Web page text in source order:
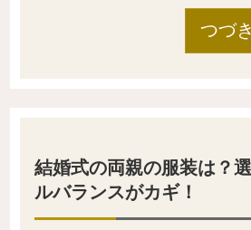
つづ
結婚式の両親の服装は？
ルバランスがカギ！